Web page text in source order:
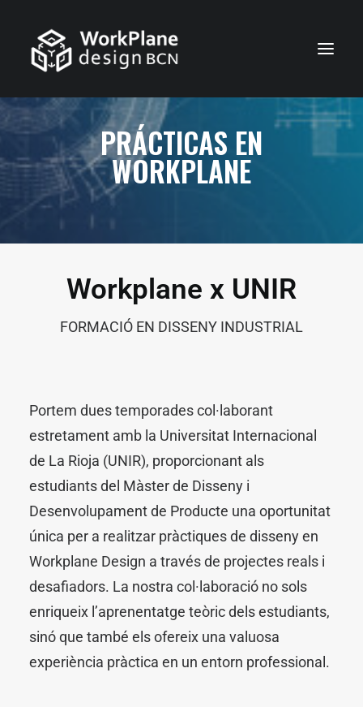
CATALÀ
INICI
QUI SOM
SERVEIS
CASOS
CONTACTE
SOY HUMANO/A/E
PRÁCTICAS EN
WORKPLANE
Workplane x UNIR
FORMACIÓ EN DISSENY INDUSTRIAL
Portem dues temporades col·laborant
estretament amb la Universitat Internacional
de La Rioja (UNIR), proporcionant als
estudiants del Màster de Disseny i
Desenvolupament de Producte una oportunitat
única per a realitzar pràctiques de disseny en
Workplane Design a través de projectes reals i
desafiadors. La nostra col·laboració no sols
enriqueix l’aprenentatge teòric dels estudiants,
sinó que també els ofereix una valuosa
experiència pràctica en un entorn professional.